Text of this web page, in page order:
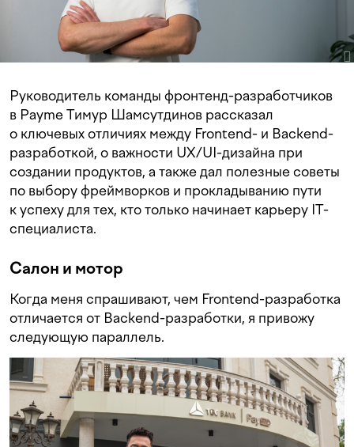
Руководитель команды фронтенд-разработчиков
в Payme Тимур Шамсутдинов рассказал
о ключевых отличиях между Frontend- и Backend-
разработкой, о важности UX/UI-дизайна при
создании продуктов, а также дал полезные советы
по выбору фреймворков и прокладыванию пути
к успеху для тех, кто только начинает карьеру IT-
специалиста.
Салон и мотор
Когда меня спрашивают, чем Frontend-разработка
отличается от Backend-разработки, я привожу
следующую параллель.